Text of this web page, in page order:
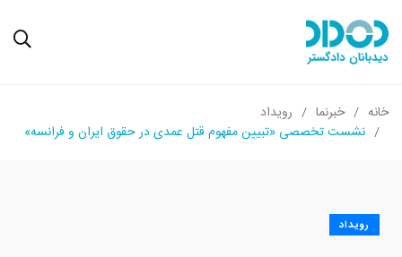
خانه خبرنما
رویداد
نشست تخصصی «تبیین مفهوم قتل عمدی در حقوق ایران و فرانسه»
رویداد